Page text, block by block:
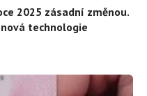
2025 zásadní změnou.
technologie